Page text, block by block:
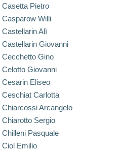
Casetta Pietro
Casparow Willi
Castellarin Alì
Castellarin Giovanni
Cecchetto Gino
Celotto Giovanni
Cesarin Eliseo
Ceschiat Carlotta
Chiarcossi Arcangelo
Chiarotto Sergio
Chilleni Pasquale
Ciol Emilio